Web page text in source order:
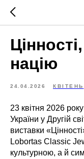
націю
24.04.2026 КВІТЕНЬ
23 квітня 2026
України у Другій
виставки
Lobortas Classic
культурною, а й